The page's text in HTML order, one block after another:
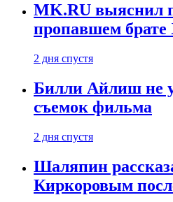
MK.RU выяснил
пропавшем брате
2 дня спустя
Билли Айлиш не
съемок фильма
2 дня спустя
Шаляпин
Киркоровым